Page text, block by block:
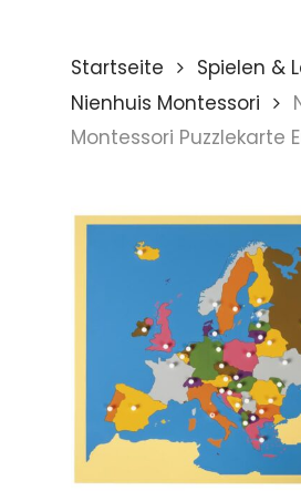
Startseite
Spielen &
Nienhuis Montessori
Montessori Puzzlekarte